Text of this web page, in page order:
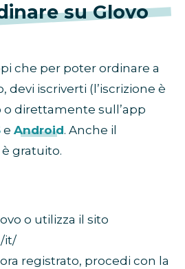
su Glovo
che per poter ordinare a
devi iscriverti (l’iscrizione è
o direttamente sull’app
e Android. Anche il
gratuito.
o utilizza il sito
it/
registrato, procedi con la